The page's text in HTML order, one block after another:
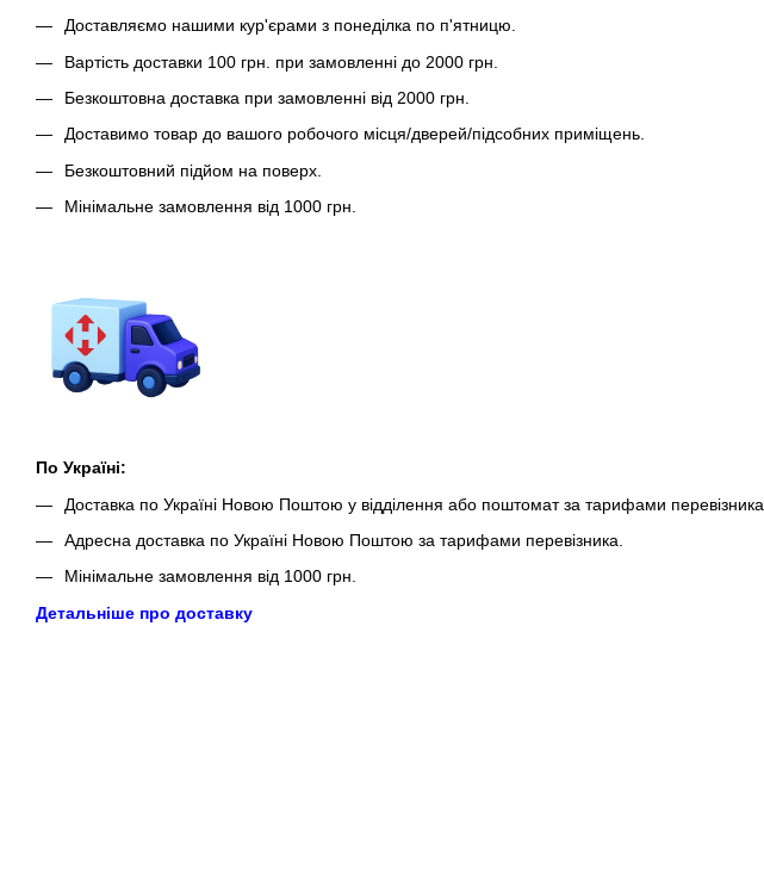
Доставляємо нашими кур'єрами з понеділка по п'ятницю.
Вартість доставки 100 грн. при замовленні до 2000 грн.
Безкоштовна доставка при замовленні від 2000 грн.
Доставимо товар до вашого робочого місця/дверей/підсобних приміщень.
Безкоштовний підйом на поверх.
Мінімальне замовлення від 1000 грн.
По Україні:
Доставка по Україні Новою Поштою у відділення або поштомат за тарифами перевізника.
Адресна доставка по Україні Новою Поштою за тарифами перевізника.
Мінімальне замовлення від 1000 грн.
Детальніше про доставку